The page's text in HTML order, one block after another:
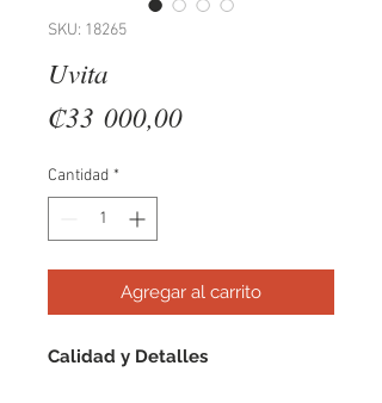
SKU: 18265
Uvita
₡33 000,00Precio
Cantidad *
Agregar al carrito
Calidad y Detalles